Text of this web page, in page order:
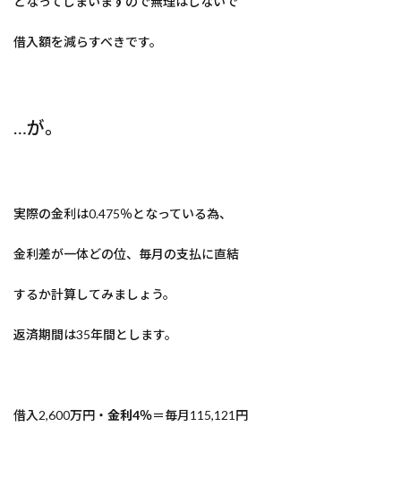
借入額を減らすべきです。
…が。
実際の金利は0.475％となっている為、
金利差が一体どの位、毎月の支払に直結
するか計算してみましょう。
返済期間は35年間とします。
借入2,600万円・ 金利4％＝毎月115,121円